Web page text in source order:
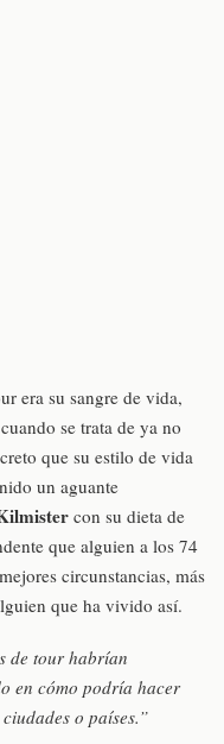
era su sangre de vida,
se trata de ya no
que su estilo de vida
un aguante
con su dieta de
que alguien a los 74
circunstancias, más
que ha vivido así.
de tour habrían
en cómo podría hacer
o países.”